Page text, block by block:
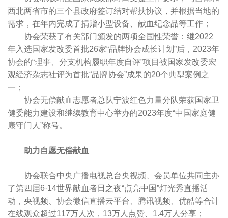
西北两省市的三个县政府签订结对帮扶协议，并根据当地的
需求，在年内完成了捐赠小型设备、献血纪念品等工作；
协会荣获了有关部门颁发的两项全国性荣誉：继2022
年入选国家发改委首批26家“品牌协会成长计划”后，2023年
协会的“理事、分支机构履职年度自评”项目被国家发改委宏
观经济杂志社评为首批“品牌协会”成果的20个典型案例之
一；
协会无偿献血志愿者总队宁波红色力量分队荣获国家卫
健委能力建设和继续教育中心举办的2023年度“中国家庭健
康守门人”称号。
助力自愿无偿献血
协会联合中央广播电视总台央视频、会员单位共同主办
了第四届6·14世界献血者日之夜“点亮中国”灯光秀直播活
动，央视频、协会微信直播云平台、腾讯视频、优酷等合计
在线观众超过117万人次，13万人点赞、1.4万人分享；